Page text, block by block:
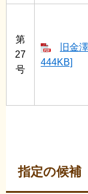
第
27
号
旧金
444KB]
指定の候補